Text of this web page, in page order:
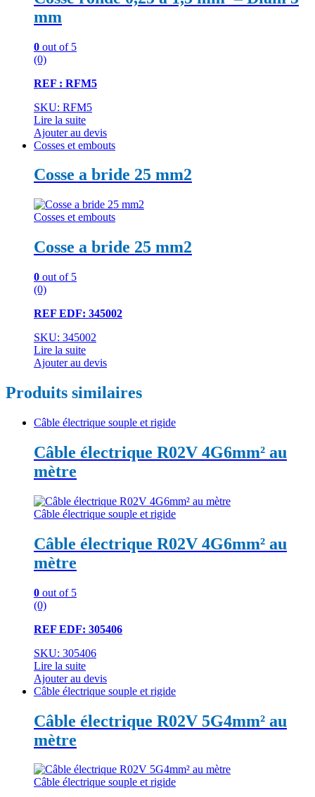
mm
0 out of 5
(0)
REF : RFM5
SKU: RFM5
Lire la suite
Ajouter au devis
Cosses et embouts
Cosse a bride 25 mm2
Cosses et embouts
Cosse a bride 25 mm2
0 out of 5
(0)
REF EDF: 345002
SKU: 345002
Lire la suite
Ajouter au devis
Produits similaires
Câble électrique souple et rigide
Câble électrique R02V 4G6mm² au
mètre
Câble électrique souple et rigide
Câble électrique R02V 4G6mm² au
mètre
0 out of 5
(0)
REF EDF: 305406
SKU: 305406
Lire la suite
Ajouter au devis
Câble électrique souple et rigide
Câble électrique R02V 5G4mm² au
mètre
Câble électrique souple et rigide